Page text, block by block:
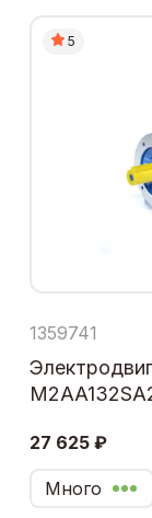
5
1359741
27 625 ₽
Много